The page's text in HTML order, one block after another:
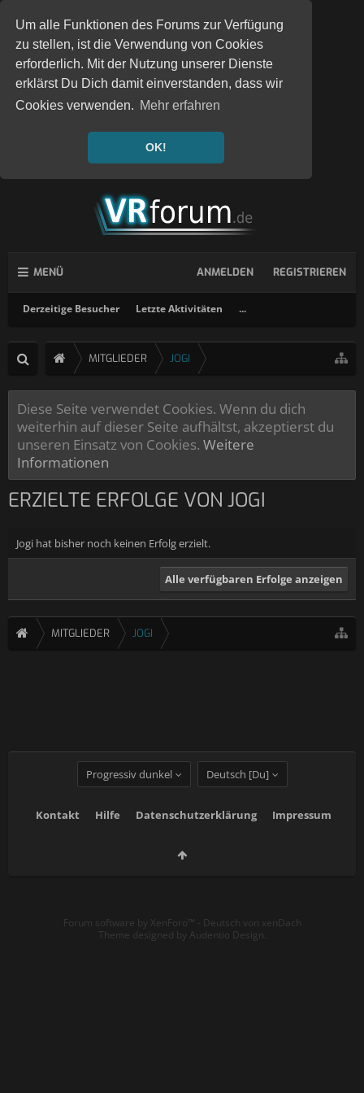
Um alle Funktionen des Forums zur Verfügung
zu stellen, ist die Verwendung von Cookies
erforderlich. Mit der Nutzung unserer Dienste
erklärst Du Dich damit einverstanden, dass wir
Cookies verwenden. Mehr erfahren
OK!
MENÜ
Derzeitige Besucher Letzte Aktivitäten ...
ANMELDEN REGISTRIEREN
MITGLIEDER JOGI
Diese Seite verwendet Cookies. Wenn du dich
weiterhin auf dieser Seite aufhältst, akzeptierst du
unseren Einsatz von Cookies. Weitere
Informationen
ERZIELTE ERFOLGE VON JOGI
Jogi hat bisher noch keinen Erfolg erzielt.
Alle verfügbaren Erfolge anzeigen
MITGLIEDER JOGI
Progressiv dunkel Deutsch [Du]
Kontakt Hilfe Datenschutzerklärung Impressum
Forum software by XenForo™ - Deutsch von xenDach
Theme designed by Audentio Design.